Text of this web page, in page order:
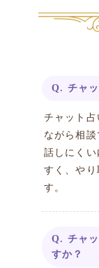
Q. チャ
チャット占
ながら相
話しにく
すく、や
す。
Q. チャ
すか？